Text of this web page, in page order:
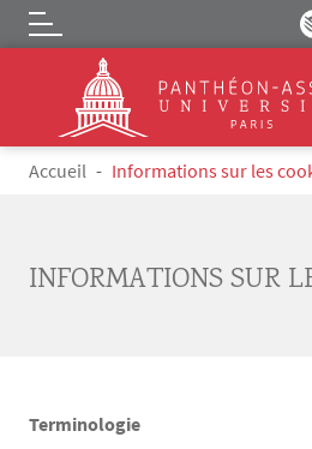
Aller au contenu principal
Logo
Fil d'Ariane
Accueil Informations sur les
INFORMATIONS SUR
Texte
Terminologie